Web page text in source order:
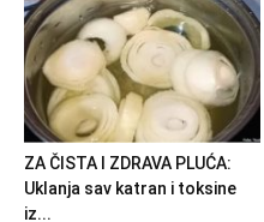
ZA ČISTA I ZDRAVA PLUĆA:
Uklanja sav katran i toksine
iz...